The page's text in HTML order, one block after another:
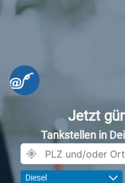
Jetzt
Tankstellen in
Diesel